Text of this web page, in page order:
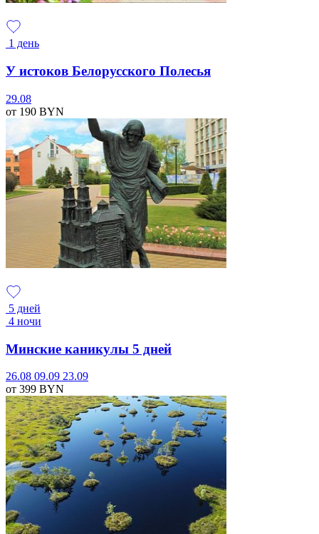
1 день
У истоков Белорусского Полесья
29.08
от 190 BYN
5 дней
4 ночи
Минские каникулы 5 дней
26.08 09.09 23.09
от 399 BYN